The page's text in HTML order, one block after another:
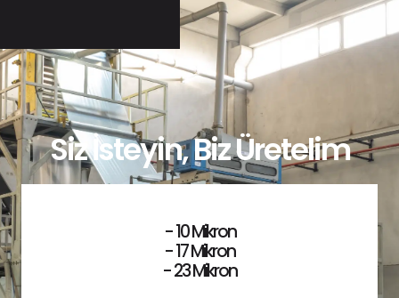
Siz İsteyin, Biz Üretelim
- 10 Mikron
- 17 Mikron
- 23 Mikron